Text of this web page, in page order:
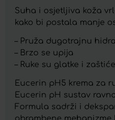
Suha i osjetljiva koža
kako bi postala manje
– Pruža dugotrajnu
– Brzo se upija
– Ruke su glatke i
Eucerin pH5 krema za
Eucerin pH sustav
Formula sadrži i